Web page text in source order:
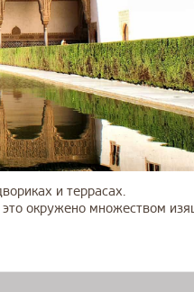
и террасах.
окружено множеством